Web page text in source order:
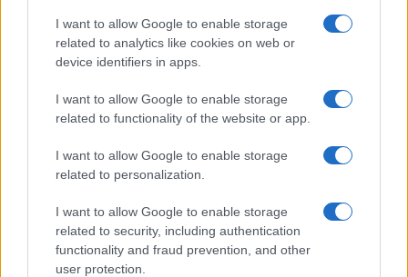
I want to allow Google to enable storage
related to analytics like cookies on web or
device identifiers in apps.
I want to allow Google to enable storage
related to functionality of the website or app.
I want to allow Google to enable storage
related to personalization.
I want to allow Google to enable storage
related to security, including authentication
functionality and fraud prevention, and other
user protection.
Giorgia Meloni a La Maddalena, la vicesindaco:
“Orgoglio e discrezione per visita privata̶…
Incendio nella notte a Olbia, a fuoco due furgoni
A fuoco un deposito con bombole, intervento dei
Ristorante distrutto dalle fiamme a La
Maddalena, incendio a Monti d’à rena